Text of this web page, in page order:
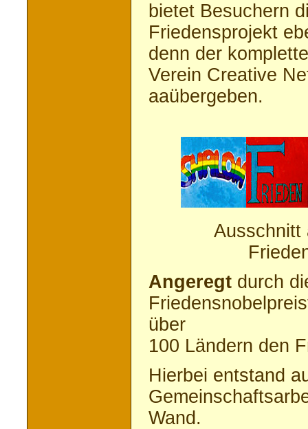
bietet Besuchern
Friedensprojekt
denn der
Verein Creative
aaübergeben.
Ausschnitt
Angeregt durch
über
100 Ländern den
Hierbei entstand
Wand.